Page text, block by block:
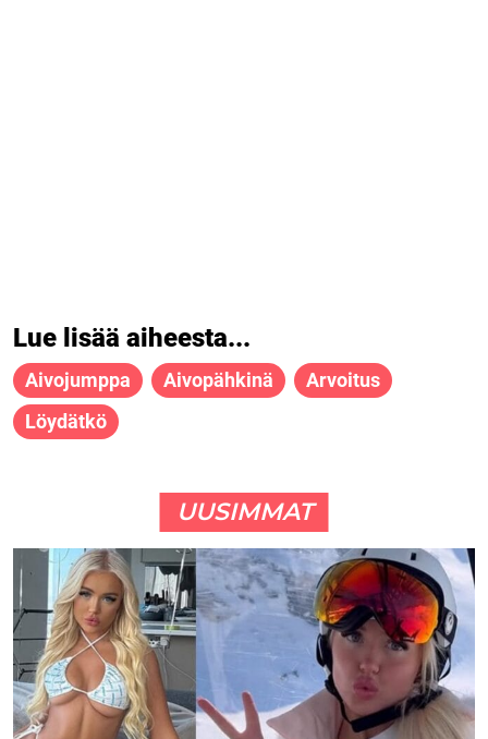
Lue lisää aiheesta...
Aivojumppa Aivopähkinä
Arvoitus
Löydätkö
UUSIMMAT